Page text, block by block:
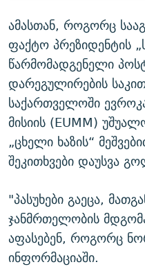
ამასთან, როგორც
ფაქტო პრეზიდენტის
წარმომადგენელი
დარეგულირების
საქართველოში
მისიის (EUMM)
„ცხელი ხაზის“
შეკითხვები დაუსვა
"პასუხები გაეცა,
ჯანმრთელობის
აფასებენ, როგორც
ინფორმაციაში.